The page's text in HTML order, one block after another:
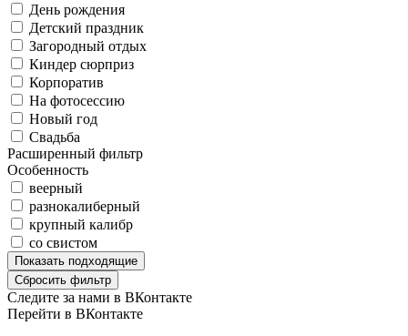
День рождения
Детский праздник
Загородный отдых
Киндер сюрприз
Корпоратив
На фотосессию
Новый год
Свадьба
Расширенный фильтр
Особенность
веерный
разнокалиберный
крупный калибр
со свистом
Показать подходящие
Сбросить фильтр
Следите за нами в ВКонтакте
Перейти в ВКонтакте